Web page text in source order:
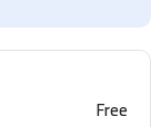
Free